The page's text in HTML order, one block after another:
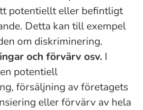
potentiellt eller befintligt
Detta kan till exempel
om diskriminering.
och förvärv osv. I
potentiell
försäljning av företagets
eller förvärv av hela